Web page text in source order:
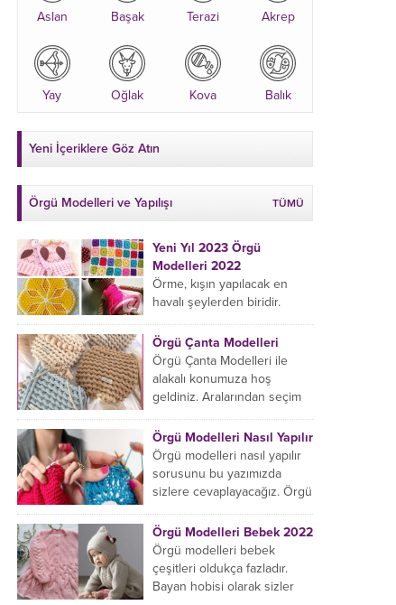
Aslan Başak Terazi Akrep
Yay Oğlak Kova Balık
Yeni İçeriklere Göz Atın
Örgü Modelleri ve Yapılışı TÜMÜ
Yeni Yıl 2023 Örgü
Modelleri 2022
Örme, kışın yapılacak en
havalı şeylerden biridir.
bir parça eklemeyi ve
sevdiklerinize hediye etmeyi
öğrenmeye yeni
başlıyorsanız...
Örgü Çanta Modelleri
Örgü Çanta Modelleri ile
alakalı konumuza hoş
geldiniz. Aralarından seçim
çanta modelleri var ama
hangisinin size uygun...
Örgü Modelleri Nasıl Yapılır
Örgü modelleri nasıl yapılır
sorusunu bu yazımızda
sizlere cevaplayacağız. Örgü
rahatlatıcıdır. Bunun dışında
örgü örmede yaratıcı olmak...
Örgü Modelleri Bebek 2022
Örgü modelleri bebek
çeşitleri oldukça fazladır.
Bayan hobisi olarak sizler